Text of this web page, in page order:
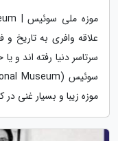
علاقه وافری به تاریخ و
سرتاسر دنیا رفته اند و
موزه زیبا و بسیار غنی در